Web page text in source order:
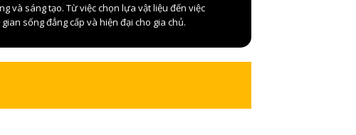
và sáng tạo. Từ việc chọn lựa vật liệu đến việc
sống đẳng cấp và hiện đại cho gia chủ.